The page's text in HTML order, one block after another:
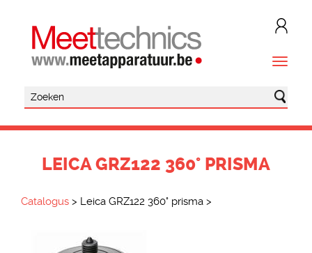
LEICA GRZ122 360° PRISMA
Catalogus > Leica GRZ122 360° prisma >